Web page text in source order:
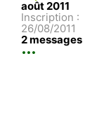
août 2011
Inscription :
26/08/2011
2 messages